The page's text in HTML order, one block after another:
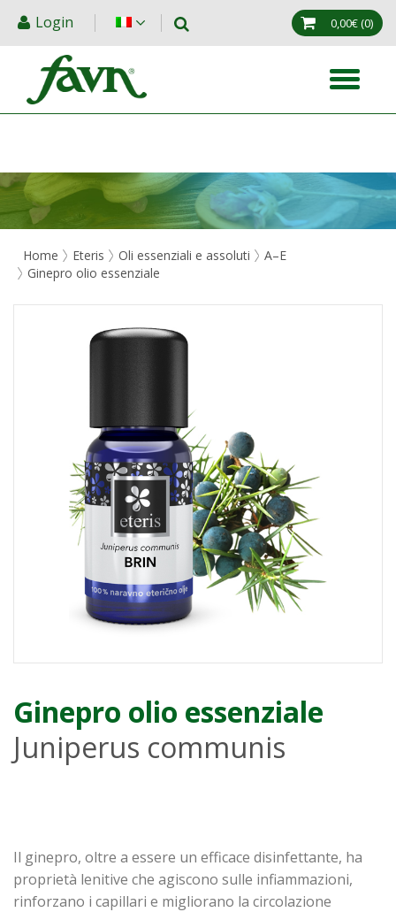
Login 0,00€(0)
Home Eteris Oli essenziali e assoluti
A–E
Ginepro olio essenziale
Ginepro olio essenziale
Juniperus communis
Il ginepro, oltre a essere un efficace disinfettante, ha
proprietà lenitive che agiscono sulle infiammazioni,
rinforzano i capillari e migliorano la circolazione